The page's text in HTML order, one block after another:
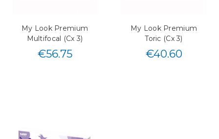
My Look Premium
Multifocal (Cx 3)
€56.75
My Look Premium
Toric (Cx 3)
€40.60